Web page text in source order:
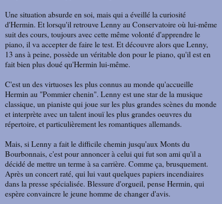
Une situation absurde en soi, mais qui a éveillé la curiosité
d'Hermin. Et lorsqu'il retrouve Lenny au Conservatoire où lui-même
suit des cours, toujours avec cette même volonté d'apprendre le
piano, il va accepter de faire le test. Et découvre alors que Lenny,
13 ans à peine, possède un véritable don pour le piano, qu'il est en
fait bien plus doué qu'Hermin lui-même.
C'est un des virtuoses les plus connus au monde qu'accueille
Hermin au "Pommier chenin". Lenny est une star de la musique
classique, un pianiste qui joue sur les plus grandes scènes du monde
et interprète avec un talent inouï les plus grandes oeuvres du
répertoire, et particulièrement les romantiques allemands.
Mais, si Lenny a fait le difficile chemin jusqu'aux Monts du
Bourbonnais, c'est pour annoncer à celui qui fut son ami qu'il a
décidé de mettre un terme à sa carrière. Comme ça, brusquement.
Après un concert raté, qui lui vaut quelques papiers incendiaires
dans la presse spécialisée. Blessure d'orgueil, pense Hermin, qui
espère convaincre le jeune homme de changer d'avis.